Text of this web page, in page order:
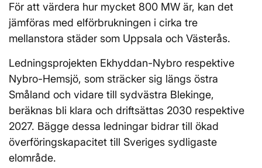
För att värdera hur mycket 800 MW är, kan det
jämföras med elförbrukningen i cirka tre
mellanstora städer som Uppsala och Västerås.
Ledningsprojekten Ekhyddan-Nybro respektive
Nybro-Hemsjö, som sträcker sig längs östra
Småland och vidare till sydvästra Blekinge,
beräknas bli klara och driftsättas 2030 respektive
2027. Bägge dessa ledningar bidrar till ökad
överföringskapacitet till Sveriges sydligaste
elområde.